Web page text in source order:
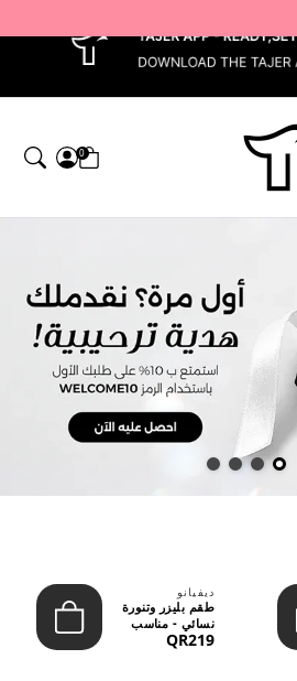
0
ديفيانو
طقم بليزر وتنورة
نسائي - مناسب
للعمل الرسمي
QR219